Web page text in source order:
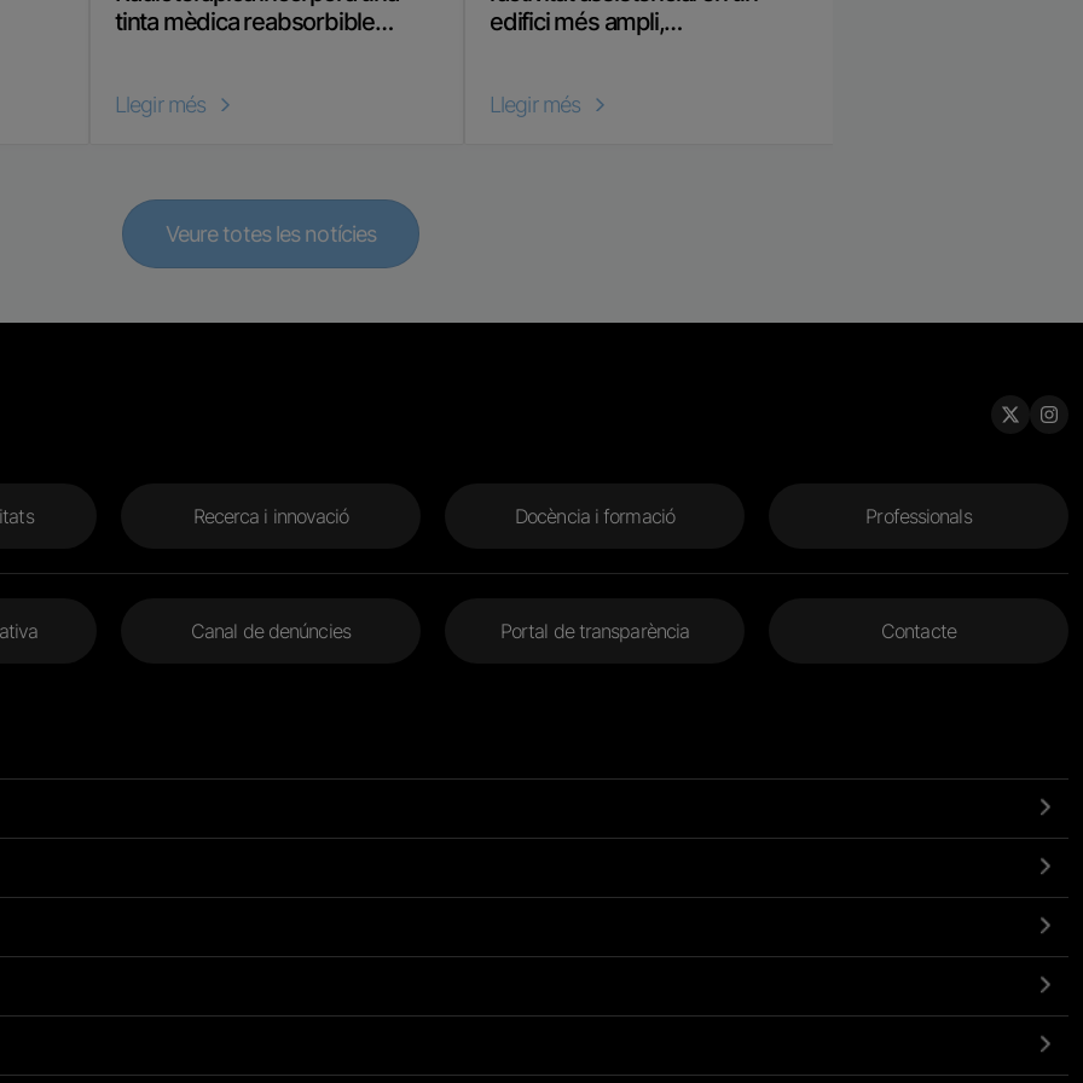
tinta mèdica reabsorbible…
Llegir més
edifici més ampli,…
Llegir més
Veure totes les notícies
Recerca i innovació Docència i formació Professionals
Canal de denúncies Portal de transparència Contacte